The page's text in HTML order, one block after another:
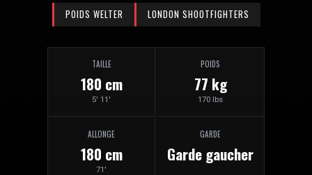
POIDS WELTER LONDON SHOOTFIGHTERS
TAILLE
180 cm
5' 11'
POIDS
77 kg
170 lbs
ALLONGE
180 cm
71'
GARDE
Garde gaucher